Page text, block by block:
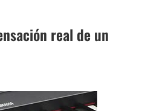
real de un